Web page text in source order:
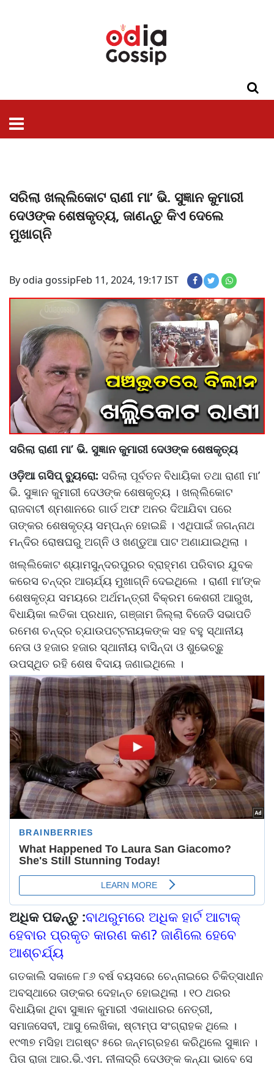
ସରିଲା ଖଲ୍ଲିକୋଟ ରାଣୀ ମା’ ଭି. ସୁଜ୍ଞାନ କୁମାରୀ
ଦେଓଙ୍କ ଶେଷକୃତ୍ୟ, ଜାଣନ୍ତୁ କିଏ ଦେଲେ
ମୁଖାଗ୍ନି
By odia gossipFeb 11, 2024, 19:17 IST
ସରିଲା ରାଣୀ ମା’ ଭି. ସୁଜ୍ଞାନ କୁମାରୀ ଦେଓଙ୍କ ଶେଷକୃତ୍ୟ
ଓଡ଼ିଆ ଗସିପ୍ ବ୍ୟୁରୋ: ସରିଲା ପୂର୍ବତନ ବିଧାୟିକା ତଥା ରାଣୀ ମା’
ଭି. ସୁଜ୍ଞାନ କୁମାରୀ ଦେଓଙ୍କ ଶେଷକୃତ୍ୟ । ଖଲ୍ଲିକୋଟ
ରାଜବାଟୀ ଶ୍ମଶାନରେ ଗାର୍ଡ ଅଫ ଅନର ଦିଆଯିବା ପରେ
ତାଙ୍କର ଶେଷକୃତ୍ୟ ସମ୍ପନ୍ନ ହୋଇଛି । ଏଥିପାଇଁ ଜଗନ୍ନାଥ
ମନ୍ଦିର ରୋଷଘରୁ ଅଗ୍ନି ଓ ଖଣ୍ଡୁଆ ପାଟ ଅଣାଯାଇଥିଲା ।
ଖଲ୍ଲିକୋଟ ଶ୍ୟାମସୁନ୍ଦରପୁରର ବ୍ରାହ୍ମଣ ପରିବାର ଯୁବକ
କରେସ ଚନ୍ଦ୍ର ଆଚାର୍ଯ୍ୟ ମୁଖାଗ୍ନି ଦେଇଥିଲେ । ରାଣୀ ମା’ଙ୍କ
ଶେଷକୃତ୍ଯ ସମୟରେ ଅର୍ଥମନ୍ତ୍ରୀ ବିକ୍ରମ କେଶରୀ ଆରୁଖ,
ବିଧାୟିକା ଲତିକା ପ୍ରଧାନ, ଗଞ୍ଜାମ ଜିଲ୍ଲା ବିଜେଡି ସଭାପତି
ରମେଶ ଚନ୍ଦ୍ର ଚ୍ଯାଉପଟ୍ଟନାୟକଙ୍କ ସହ ବହୁ ସ୍ଥାନୀୟ
ନେତା ଓ ହଜାର ହଜାର ସ୍ଥାନୀୟ ବାସିନ୍ଦା ଓ ଶୁଭେଚ୍ଛୁ
ଉପସ୍ଥିତ ରହି ଶେଷ ବିଦାୟ ଜଣାଇଥିଲେ ।
ଅଧିକ ପଢନ୍ତୁ :ବାଥରୁମରେ ଅଧିକ ହାର୍ଟ ଆଟାକ୍
ହେବାର ପ୍ରକୃତ କାରଣ କଣ? ଜାଣିଲେ ହେବେ
ଆଶ୍ଚର୍ଯ୍ୟ
ଗତକାଲି ସକାଳେ ୮୬ ବର୍ଷ ବୟସରେ ଚେନ୍ନାଇରେ ଚିକିତ୍ସାଧୀନ
ଅବସ୍ଥାରେ ତାଙ୍କର ଦେହାନ୍ତ ହୋଇଥିଲା । ୧୦ ଥରର
ବିଧାୟିକା ଥିବା ସୁଜ୍ଞାନ କୁମାରୀ ଏକାଧାରର ନେତ୍ରୀ,
ସମାଜସେବୀ, ଆସୁ ଲେଖିକା, ଷ୍ଟାମ୍ପ ସଂଗ୍ରାହକ ଥିଲେ ।
୧୯୩୭ ମସିହା ଅଗଷ୍ଟ ୫ରେ ଜନ୍ମଗ୍ରହଣ କରିଥିଲେ ସୁଜ୍ଞାନ ।
ପିତା ରାଜା ଆର.ଭି.ଏମ. ନୀଳାଦ୍ରି ଦେଓଙ୍କ କନ୍ଯା ଭାବେ ସେ